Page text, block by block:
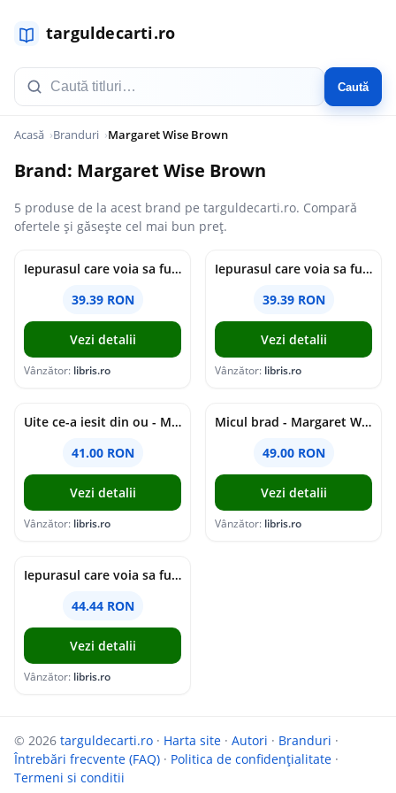
Caută
Acasă Branduri Margaret Wise Brown
Brand: Margaret Wise Brown
5 produse de la acest brand pe targuldecarti.ro. Compară
ofertele și găsește cel mai bun preț.
Iepurasul care voia sa fuga de acasa - Margaret Wise Brown, Clement Hurd
39.39 RON
Vezi detalii
Vânzător: libris.ro
Iepurasul care voia sa fuga de acasa - Margaret Wise Brown
39.39 RON
Vezi detalii
Vânzător: libris.ro
Uite ce-a iesit din ou - Margaret Wise Brown
41.00 RON
Vezi detalii
Vânzător: libris.ro
Micul brad - Margaret Wise Brown
49.00 RON
Vezi detalii
Vânzător: libris.ro
Iepurasul care voia sa fuga de acasa - Margaret Wise Brown
44.44 RON
Vezi detalii
Vânzător: libris.ro
© 2026 targuldecarti.ro · Harta site · Autori · Branduri ·
Întrebări frecvente (FAQ) · Politica de confidențialitate ·
Termeni si conditii